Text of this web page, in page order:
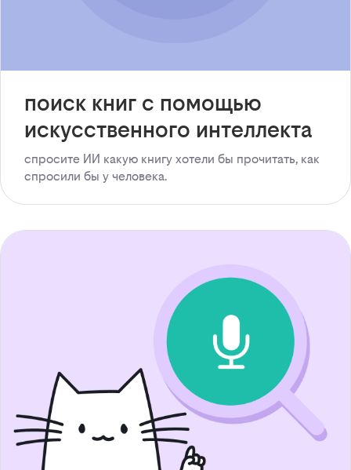
поиск книг с помощью
искусственного интеллекта
спросите ИИ какую книгу хотели бы прочитать, как
спросили бы у человека.